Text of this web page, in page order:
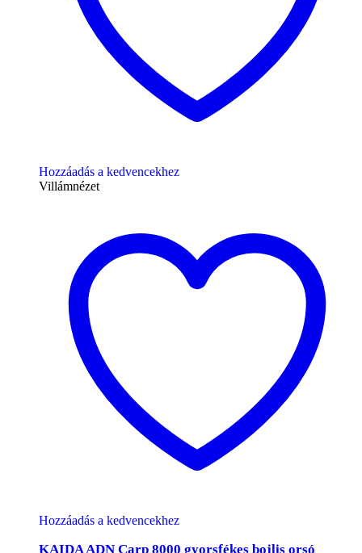
Hozzáadás a kedvencekhez
Villámnézet
Hozzáadás a kedvencekhez
KAIDA ADN Carp 8000 gyorsfékes bojlis orsó